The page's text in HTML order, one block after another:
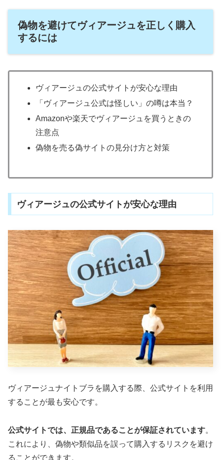
偽物を避けてヴィアージュを正しく購入
するには
ヴィアージュの公式サイトが安心な理由
「ヴィアージュ公式は怪しい」の噂は本当？
Amazonや楽天でヴィアージュを買うときの
注意点
偽物を売る偽サイトの見分け方と対策
ヴィアージュの公式サイトが安心な理由
ヴィアージュナイトブラを購入する際、公式サイトを利用
することが最も安心です。
公式サイトでは、正規品であることが保証されています。
これにより、偽物や類似品を誤って購入するリスクを避け
ることができます。